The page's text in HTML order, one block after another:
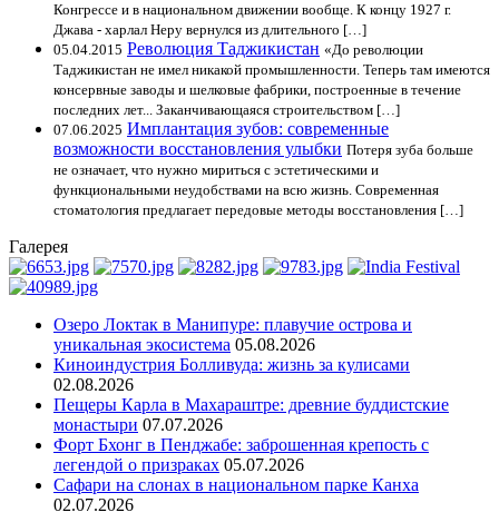
Конгрессе и в национальном движении вообще. К концу 1927 г.
Джава - харлал Неру вернулся из длительного […]
05.04.2015 Революция Таджикистан «До революции
Таджикистан не имел никакой промышленности. Теперь там имеются
консервные заводы и шелковые фабрики, построенные в течение
последних лет... Заканчивающаяся строительством […]
07.06.2025 Имплантация зубов: современные
возможности восстановления улыбки Потеря зуба больше
не означает, что нужно мириться с эстетическими и
функциональными неудобствами на всю жизнь. Современная
стоматология предлагает передовые методы восстановления […]
Галерея
Озеро Локтак в Манипуре: плавучие острова и
уникальная экосистема 05.08.2026
Киноиндустрия Болливуда: жизнь за кулисами
02.08.2026
Пещеры Карла в Махараштре: древние буддистские
монастыри 07.07.2026
Форт Бхонг в Пенджабе: заброшенная крепость с
легендой о призраках 05.07.2026
Сафари на слонах в национальном парке Канха
02.07.2026